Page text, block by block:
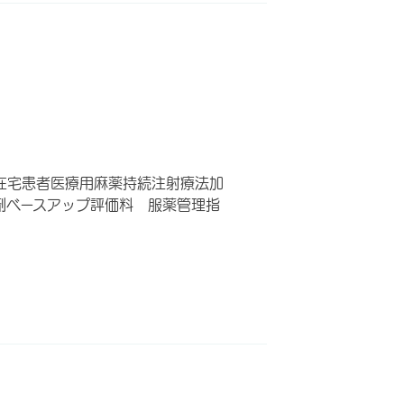
患者医療用麻薬持続注射療法加
ースアップ評価料 服薬管理指